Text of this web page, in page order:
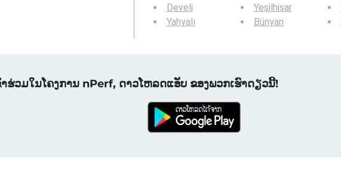
Develi
Yahyalı
Yeşilhisar
Bünyan
າຮ່ວມໃນໂຄງການ nPerf, ດາວໂຫລດແອັບ ຂອງພວກເຮົາດຽວນີ້!